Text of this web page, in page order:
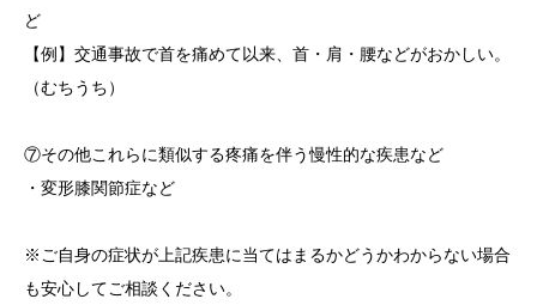
ど
【例】交通事故で首を痛めて以来、首・肩・腰などがおかしい。
（むちうち）
⑦その他これらに類似する疼痛を伴う慢性的な疾患など
・変形膝関節症など
※ご自身の症状が上記疾患に当てはまるかどうかわからない場合
も安心してご相談ください。